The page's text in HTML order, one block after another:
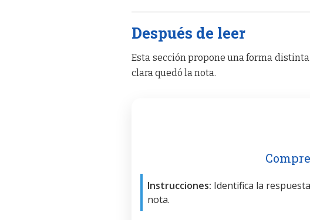
Después de leer
Esta sección propone una forma
clara quedó la nota.
Instrucciones: Identifica la
nota.